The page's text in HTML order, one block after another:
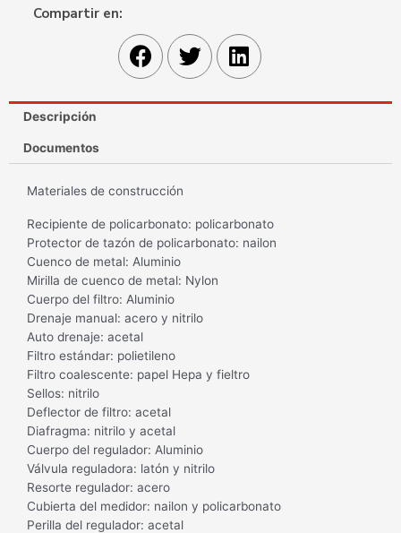
Compartir en:
Descripción
Documentos
Materiales de construcción
Recipiente de policarbonato: policarbonato
Protector de tazón de policarbonato: nailon
Cuenco de metal: Aluminio
Mirilla de cuenco de metal: Nylon
Cuerpo del filtro: Aluminio
Drenaje manual: acero y nitrilo
Auto drenaje: acetal
Filtro estándar: polietileno
Filtro coalescente: papel Hepa y fieltro
Sellos: nitrilo
Deflector de filtro: acetal
Diafragma: nitrilo y acetal
Cuerpo del regulador: Aluminio
Válvula reguladora: latón y nitrilo
Resorte regulador: acero
Cubierta del medidor: nailon y policarbonato
Perilla del regulador: acetal